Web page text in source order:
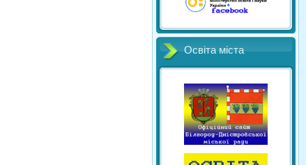
Освіта міста